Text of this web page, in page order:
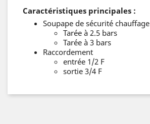
Caractéristiques principales :
Soupape de sécurité chauffage
Tarée à 2.5 bars
Tarée à 3 bars
Raccordement
entrée 1/2 F
sortie 3/4 F